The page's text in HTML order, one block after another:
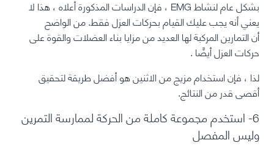
بشكل عام لنشاط EMG ، فإن الدراسات المذكورة أعلاه ، هذا لا
يعني أنه يجب عليك القيام بحركات العزل فقط.منالواضح
أنالتمارين المركبةلها العديد من مزايا بناء العضلات والقوة على
حركات العزل أيضًا.
لذا ، فإن استخدام مزيج من الاثنين هو أفضل طريقة لتحقيق
أقصى قدر من النتائج.
6- استخدم مجموعة كاملة من الحركة لممارسة التمرين
وليس المفصل